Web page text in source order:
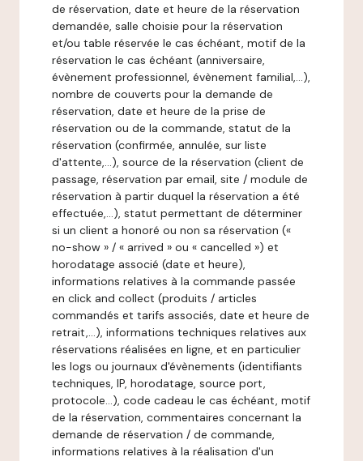
de réservation, date et heure de la réservation
demandée, salle choisie pour la réservation
et/ou table réservée le cas échéant, motif de la
réservation le cas échéant (anniversaire,
évènement professionnel, évènement familial,…),
nombre de couverts pour la demande de
réservation, date et heure de la prise de
réservation ou de la commande, statut de la
réservation (confirmée, annulée, sur liste
d'attente,…), source de la réservation (client de
passage, réservation par email, site / module de
réservation à partir duquel la réservation a été
effectuée,…), statut permettant de déterminer
si un client a honoré ou non sa réservation («
no-show » / « arrived » ou « cancelled ») et
horodatage associé (date et heure),
informations relatives à la commande passée
en click and collect (produits / articles
commandés et tarifs associés, date et heure de
retrait,…), informations techniques relatives aux
réservations réalisées en ligne, et en particulier
les logs ou journaux d'évènements (identifiants
techniques, IP, horodatage, source port,
protocole…), code cadeau le cas échéant, motif
de la réservation, commentaires concernant la
demande de réservation / de commande,
informations relatives à la réalisation d'un